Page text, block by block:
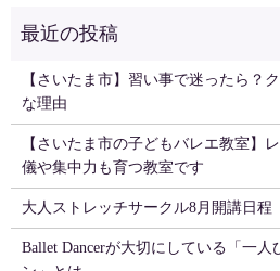
【さいたま市】習い事で迷ったら？
な理由
【さいたま市の子どもバレエ教室】
儀や集中力も育つ教室です
大人ストレッチサークル8月開講日程
Ballet Dancerが大切にしている「一